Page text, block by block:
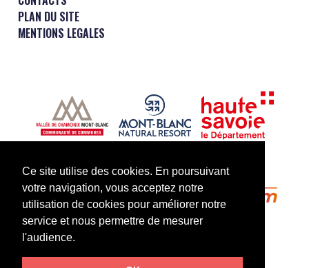
Ce site utilise des cookies. En poursuivant
votre navigation, vous acceptez notre
utilisation de cookies pour améliorer notre
service et nous permettre de mesurer
l'audience.
PLAN DU SITE
MENTIONS LEGALES